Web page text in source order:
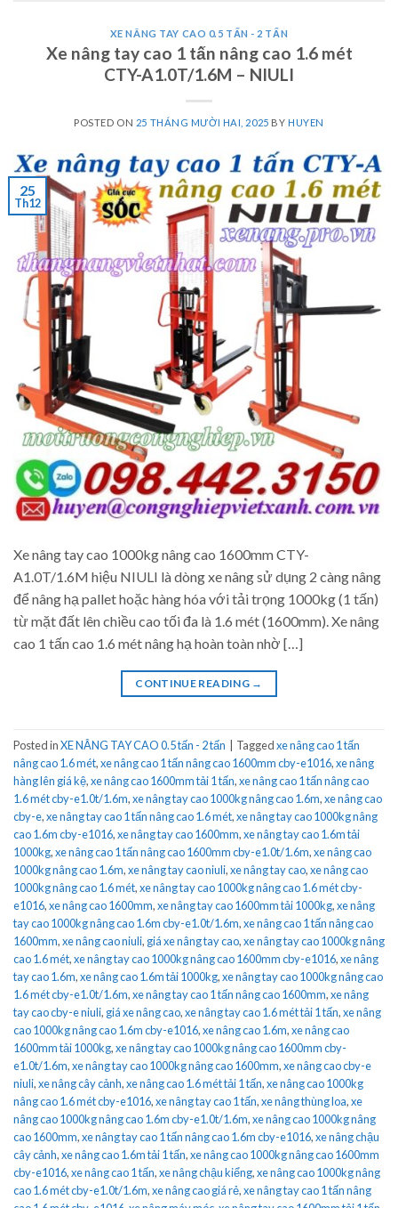
XE NÂNG TAY CAO 0.5 TẤN - 2 TẤN
Xe nâng tay cao 1 tấn nâng cao 1.6 mét
CTY-A1.0T/1.6M – NIULI
POSTED ON 25 THÁNG MƯỜI HAI, 2025 BY HUYEN
25
Th12
Xe nâng tay cao 1000kg nâng cao 1600mm CTY-
A1.0T/1.6M hiệu NIULI là dòng xe nâng sử dụng 2 càng nâng
để nâng hạ pallet hoặc hàng hóa với tải trọng 1000kg (1 tấn)
từ mặt đất lên chiều cao tối đa là 1.6 mét (1600mm). Xe nâng
cao 1 tấn cao 1.6 mét nâng hạ hoàn toàn nhờ […]
CONTINUE READING →
Posted inXE NÂNG TAY CAO 0.5 tấn - 2 tấn Taggedxe nâng cao 1 tấn
nâng cao 1.6 mét,xe nâng cao 1 tấn nâng cao 1600mm cby-e1016,xe nâng
hàng lên giá kệ,xe nâng cao 1600mm tải 1 tấn,xe nâng cao 1 tấn nâng cao
1.6 mét cby-e1.0t/1.6m,xe nâng tay cao 1000kg nâng cao 1.6m,xe nâng cao
cby-e,xe nâng tay cao 1 tấn nâng cao 1.6 mét,xe nâng tay cao 1000kg nâng
cao 1.6m cby-e1016,xe nâng tay cao 1600mm,xe nâng tay cao 1.6m tải
1000kg,xe nâng cao 1 tấn nâng cao 1600mm cby-e1.0t/1.6m,xe nâng cao
1000kg nâng cao 1.6m,xe nâng tay cao niuli,xe nâng tay cao,xe nâng cao
1000kg nâng cao 1.6 mét,xe nâng tay cao 1000kg nâng cao 1.6 mét cby-
e1016,xe nâng cao 1600mm,xe nâng tay cao 1600mm tải 1000kg,xe nâng
tay cao 1000kg nâng cao 1.6m cby-e1.0t/1.6m,xe nâng cao 1 tấn nâng cao
1600mm,xe nâng cao niuli, giá xe nâng tay cao,xe nâng tay cao 1000kg nâng
cao 1.6 mét,xe nâng tay cao 1000kg nâng cao 1600mm cby-e1016,xe nâng
tay cao 1.6m,xe nâng cao 1.6m tải 1000kg,xe nâng tay cao 1000kg nâng cao
1.6 mét cby-e1.0t/1.6m,xe nâng tay cao 1 tấn nâng cao 1600mm,xe nâng
tay cao cby-e niuli, giá xe nâng cao,xe nâng tay cao 1.6 mét tải 1 tấn,xe nâng
cao 1000kg nâng cao 1.6m cby-e1016,xe nâng cao 1.6m,xe nâng cao
1600mm tải 1000kg,xe nâng tay cao 1000kg nâng cao 1600mm cby-
e1.0t/1.6m,xe nâng tay cao 1000kg nâng cao 1600mm,xe nâng cao cby-e
niuli,xe nâng cây cảnh,xe nâng cao 1.6 mét tải 1 tấn,xe nâng cao 1000kg
nâng cao 1.6 mét cby-e1016,xe nâng tay cao 1 tấn,xe nâng thùng loa,xe
nâng cao 1000kg nâng cao 1.6m cby-e1.0t/1.6m,xe nâng cao 1000kg nâng
cao 1600mm,xe nâng tay cao 1 tấn nâng cao 1.6m cby-e1016,xe nâng chậu
cây cảnh,xe nâng cao 1.6m tải 1 tấn,xe nâng cao 1000kg nâng cao 1600mm
cby-e1016,xe nâng cao 1 tấn,xe nâng chậu kiểng,xe nâng cao 1000kg nâng
cao 1.6 mét cby-e1.0t/1.6m,xe nâng cao giá rẻ,xe nâng tay cao 1 tấn nâng